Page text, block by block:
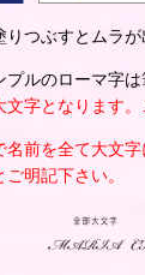
つぶすとムラが
ルのローマ字は
字となります。
前を全て大文
ご明記下さい。